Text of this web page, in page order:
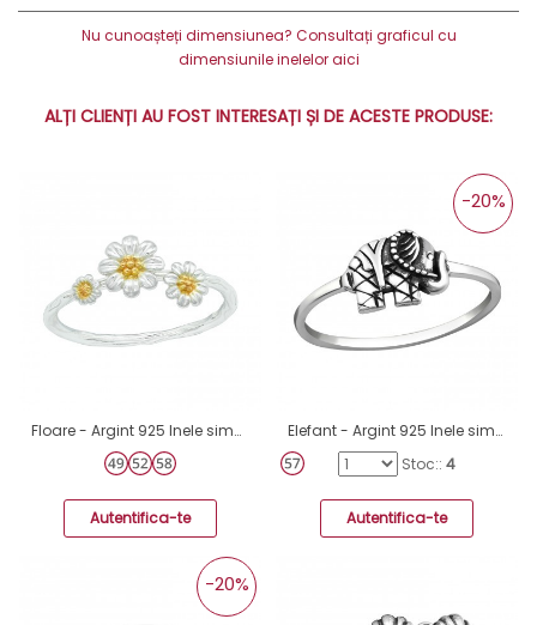
Nu cunoașteți dimensiunea? Consultați graficul cu
dimensiunile inelelor aici
ALȚI CLIENȚI AU FOST INTERESAȚI ȘI DE ACESTE PRODUSE:
Floare - Argint 925 Inele simple A4S40699
Autentifica-te
Elefant - Argint 925 Inele simple A4S37228
-20%
Stoc:: 4
Autentifica-te
-20%